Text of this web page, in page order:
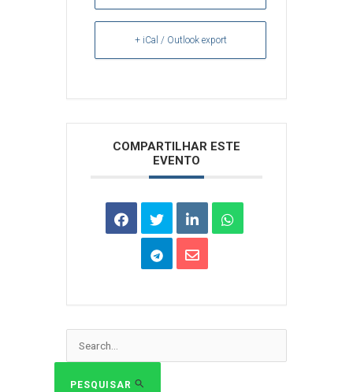
+ iCal / Outlook export
COMPARTILHAR ESTE
EVENTO
Pesquisar
PESQUISAR